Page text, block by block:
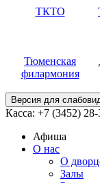
ТКТО
Тюменская
филармония
Версия для
Касса: +7 (3452)
Афиша
О нас
О
Залы